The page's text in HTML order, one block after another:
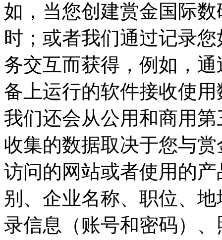
如，当您创建赏金国
时；或者我们通过记录您
务交互而获得，例如
备上运行的软件接收使用
我们还会从公用和商用
收集的数据取决于您与赏
访问的网站或者使用的产品
别、企业名称、职位、
录信息（账号和密码）